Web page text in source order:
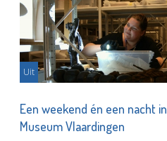
Uit
Een weekend én een nacht in
Museum Vlaardingen